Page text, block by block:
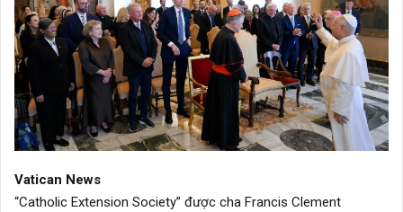
Vatican News
“Catholic Extension Society” được cha Francis Clement